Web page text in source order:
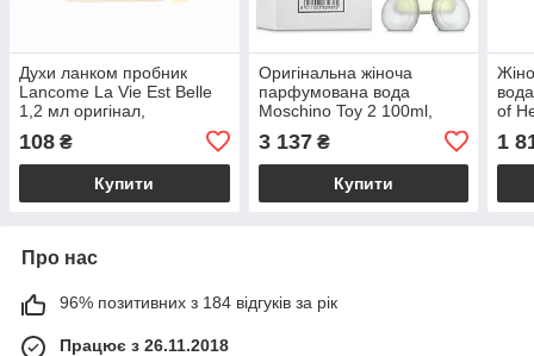
Духи ланком пробник
Lancome La Vie Est Belle
1,2 мл оригінал,
квітково-фруктовий
аромат
108 ₴
Купити
Оригінальна жіноча
парфумована вода
Moschino Toy 2 100ml,
свіжий квітково-фруктовий
аромат
3 137₴
Купити
of
1
Про нас
96% позитивних з 184 відгуків за рік
Працює з 26.11.2018